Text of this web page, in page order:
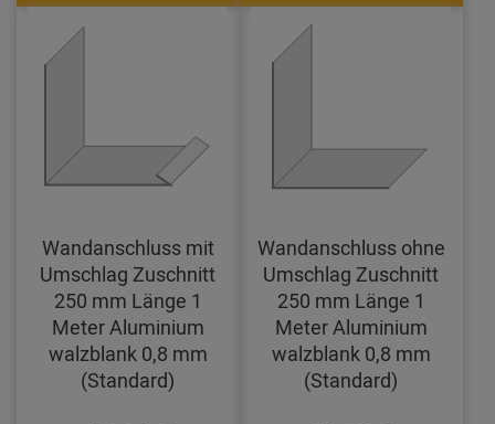
Wandanschluss mit
Umschlag Zuschnitt
250 mm Länge 1
Meter Aluminium
walzblank 0,8 mm
(Standard)
Wandanschluss ohne
Umschlag Zuschnitt
250 mm Länge 1
Meter Aluminium
walzblank 0,8 mm
(Standard)